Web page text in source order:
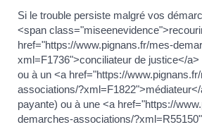
Si le trouble persiste malgré vos
<span
href="https://www.pignans.fr/mes-
xml=F1736">conciliateur de justice</
ou à un <a href="https://
associations/
payante) ou à une <a href="https://
demarches-associations/